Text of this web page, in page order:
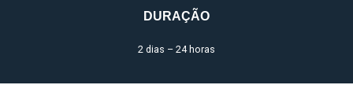
DURAÇÃO
2 dias – 24 horas